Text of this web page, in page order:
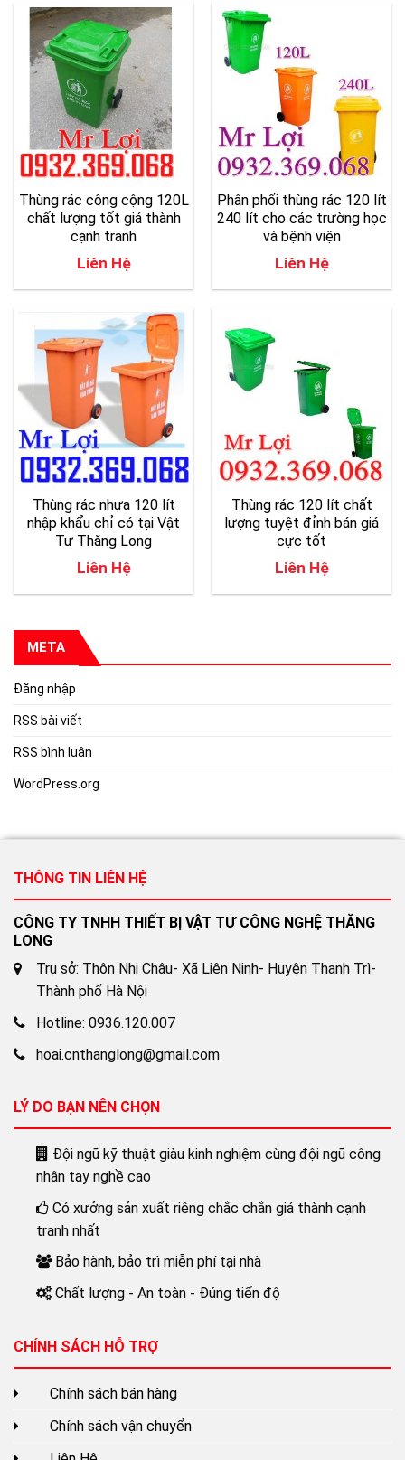
Thùng rác công cộng 120L
chất lượng tốt giá thành
cạnh tranh
Liên Hệ
Phân phối thùng rác 120 lít
240 lít cho các trường học
và bệnh viện
Liên Hệ
Thùng rác nhựa 120 lít
nhập khẩu chỉ có tại Vật
Tư Thăng Long
Liên Hệ
Thùng rác 120 lít chất
lượng tuyệt đỉnh bán giá
cực tốt
Liên Hệ
META
Đăng nhập
RSS bài viết
RSS bình luận
WordPress.org
THÔNG TIN LIÊN HỆ
CÔNG TY TNHH THIẾT BỊ VẬT TƯ CÔNG NGHỆ THĂNG
LONG
Trụ sở: Thôn Nhị Châu- Xã Liên Ninh- Huyện Thanh Trì-
Thành phố Hà Nội
Hotline: 0936.120.007
hoai.cnthanglong@gmail.com
LÝ DO BẠN NÊN CHỌN
Đội ngũ kỹ thuật giàu kinh nghiệm cùng đội ngũ công
nhân tay nghề cao
Có xưởng sản xuất riêng chắc chắn giá thành cạnh
tranh nhất
Bảo hành, bảo trì miễn phí tại nhà
Chất lượng - An toàn - Đúng tiến độ
CHÍNH SÁCH HỖ TRỢ
Chính sách bán hàng
Chính sách vận chuyển